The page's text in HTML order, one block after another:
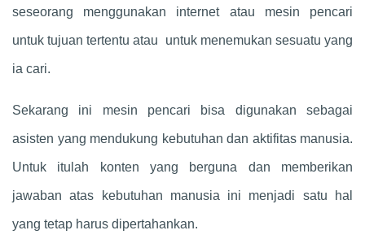
seseorang menggunakan internet atau mesin pencari
untuk tujuan tertentu atau untuk menemukan sesuatu yang
ia cari.
Sekarang ini mesin pencari bisa digunakan sebagai
asisten yang mendukung kebutuhan dan aktifitas manusia.
Untuk itulah konten yang berguna dan memberikan
jawaban atas kebutuhan manusia ini menjadi satu hal
yang tetap harus dipertahankan.